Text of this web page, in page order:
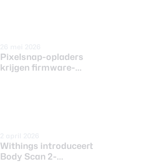
Pixelsnap-opladers
krijgen firmware-
Withings introduceert
Body Scan 2-